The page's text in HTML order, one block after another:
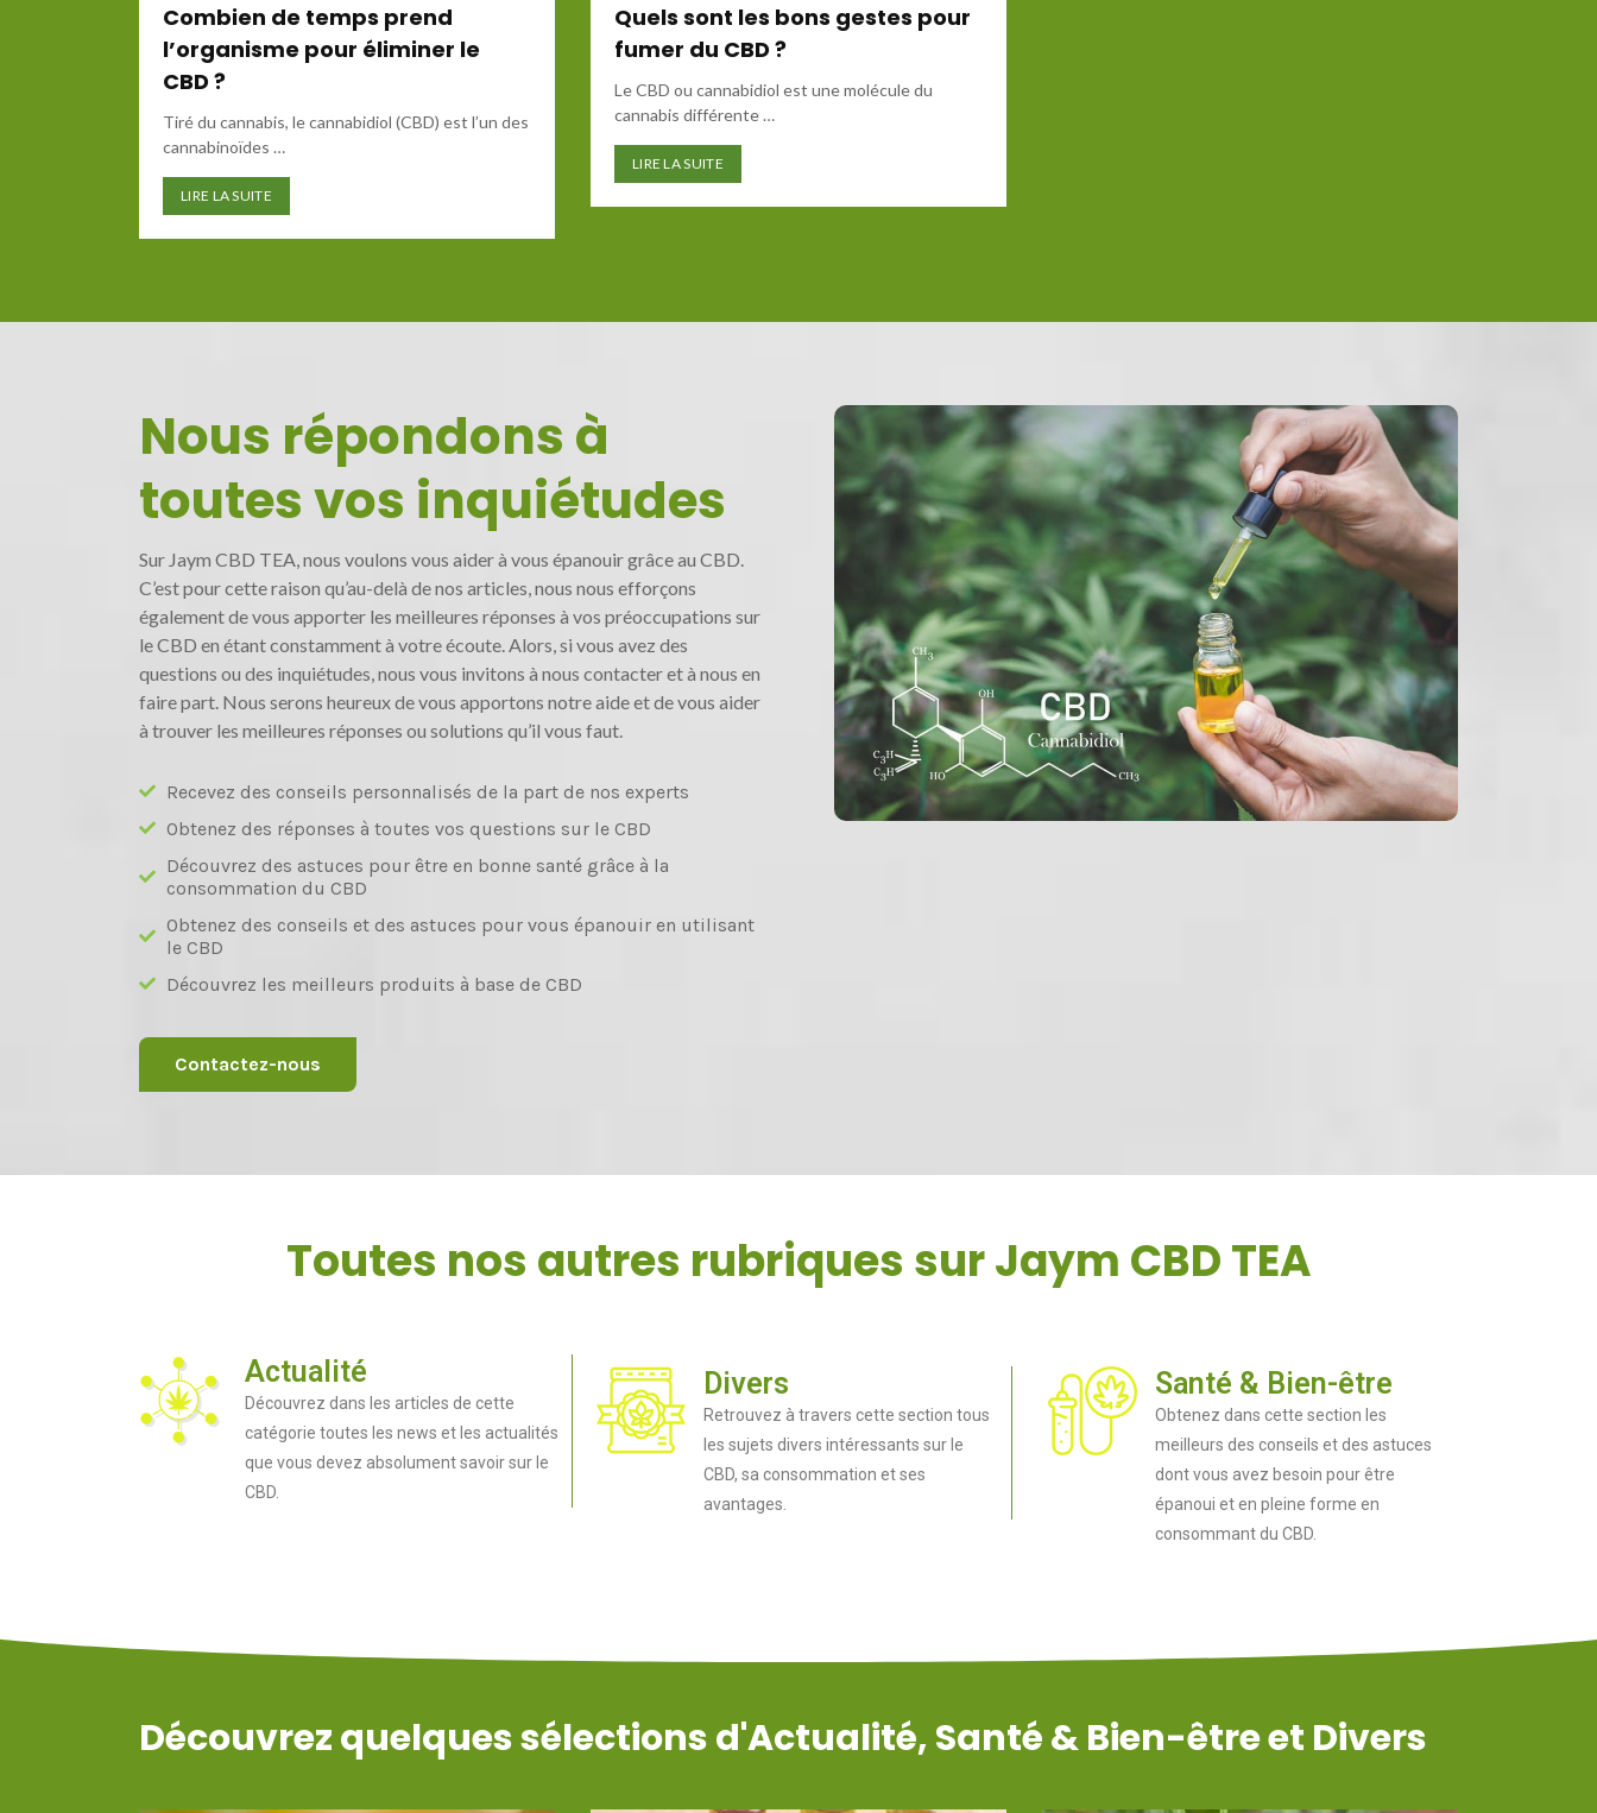
Combien de temps prend
l’organisme pour éliminer le
CBD ?
Tiré du cannabis, le cannabidiol (CBD) est l’un des
cannabinoïdes …
LIRE LA SUITE
Quels sont les bons gestes pour
fumer du CBD ?
Le CBD ou cannabidiol est une molécule du
cannabis différente …
LIRE LA SUITE
Nous répondons à
toutes vos inquiétudes
Sur Jaym CBD TEA, nous voulons vous aider à vous épanouir grâce au CBD.
C’est pour cette raison qu’au-delà de nos articles, nous nous efforçons
également de vous apporter les meilleures réponses à vos préoccupations sur
le CBD en étant constamment à votre écoute. Alors, si vous avez des
questions ou des inquiétudes, nous vous invitons à nous contacter et à nous en
faire part. Nous serons heureux de vous apportons notre aide et de vous aider
à trouver les meilleures réponses ou solutions qu’il vous faut.
Recevez des conseils personnalisés de la part de nos experts
Obtenez des réponses à toutes vos questions sur le CBD
Découvrez des astuces pour être en bonne santé grâce à la
consommation du CBD
Obtenez des conseils et des astuces pour vous épanouir en utilisant
le CBD
Découvrez les meilleurs produits à base de CBD
Contactez-nous
Toutes nos autres rubriques sur Jaym CBD TEA
Actualité
Découvrez dans les articles de cette
catégorie toutes les news et les actualités
que vous devez absolument savoir sur le
CBD.
Divers
Retrouvez à travers cette section tous
les sujets divers intéressants sur le
CBD, sa consommation et ses
avantages.
Santé & Bien-être
Obtenez dans cette section les
meilleurs des conseils et des astuces
dont vous avez besoin pour être
épanoui et en pleine forme en
consommant du CBD.
Découvrez quelques sélections d'Actualité, Santé & Bien-être et Divers